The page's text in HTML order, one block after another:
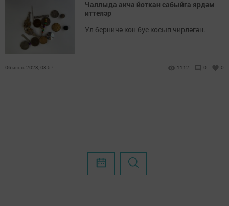
Чаллыда акча йоткан сабыйга ярдәм
иттеләр
Ул берничә көн буе косып чирләгән.
06 июль 2023, 08:57 1112 0 0